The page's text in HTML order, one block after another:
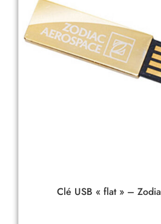
Clé USB « flat » –